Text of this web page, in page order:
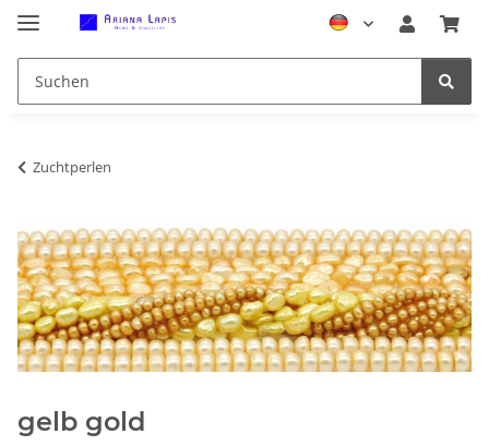
Zuchtperlen
gelb gold